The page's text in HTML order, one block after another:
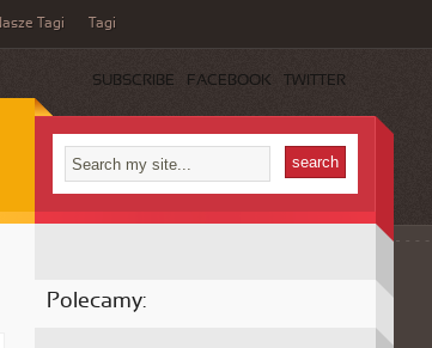
Tagi Tagi
SUBSCRIBE FACEBOOK TWITTER
Polecamy: